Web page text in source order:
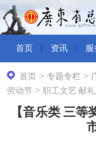
首页 资讯 服
首页 >专题专栏 >
劳动节 > 职工文艺 献
【音乐类 三